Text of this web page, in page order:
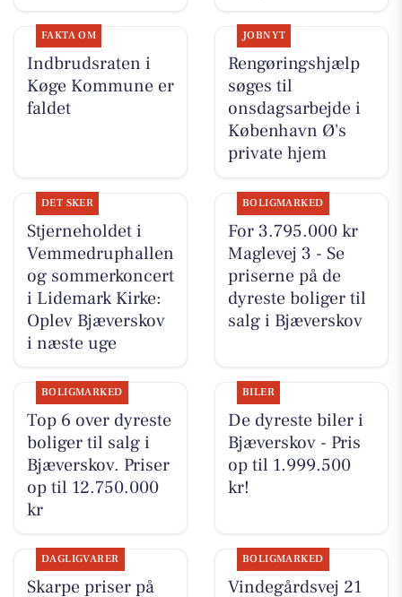
FAKTA OM
Indbrudsraten i
Køge Kommune er
faldet
JOBNYT
Rengøringshjælp
søges til
onsdagsarbejde i
København Ø's
private hjem
DET SKER
Stjerneholdet i
Vemmedruphallen
og sommerkoncert
i Lidemark Kirke:
Oplev Bjæverskov
i næste uge
BOLIGMARKED
For 3.795.000 kr
Maglevej 3 - Se
priserne på de
dyreste boliger til
salg i Bjæverskov
BOLIGMARKED
Top 6 over dyreste
boliger til salg i
Bjæverskov. Priser
op til 12.750.000
kr
BILER
De dyreste biler i
Bjæverskov - Pris
op til 1.999.500
kr!
DAGLIGVARER
Skarpe priser på
BOLIGMARKED
Vindegårdsvej 21